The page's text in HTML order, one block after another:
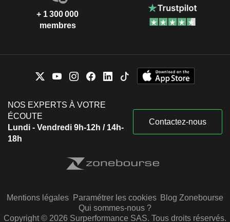
+ 1 300 000
membres
NOS EXPERTS À VOTRE
ÉCOUTE
Lundi - Vendredi 9h-12h / 14h-
18h
Contactez-nous
Mentions légales Paramétrer les cookies Blog Zonebourse
Qui sommes-nous ?
Copyright © 2026 Surperformance SAS. Tous droits réservés.